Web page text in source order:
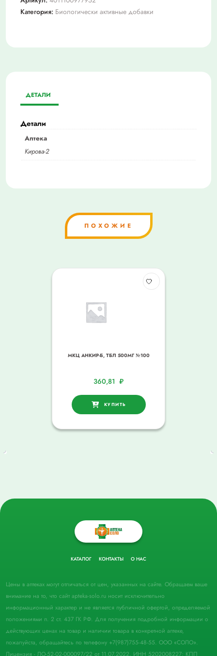
Категория: Биологически активные добавки
ДЕТАЛИ
Детали
Аптека
Кирова-2
ПОХОЖИЕ
МКЦ АНКИР-Б, ТБЛ 500МГ №100
360,81 ₽
КУПИТЬ
КАТАЛОГ КОНТАКТЫ О НАС
Цены в аптеках могут отличаться от цен, указанных на сайте. Обращаем ваше
внимание на то, что сайт apteka-solo.ru носит исключительно
информационный характер и не является публичной офертой, определяемой
положениями п. 2 ст. 437 ГК РФ. Для получения подробной информации о
действующих ценах на товар и наличии товара в конкретной аптеке,
пожалуйста, обращайтесь по телефону +7(987)755-48-55. ООО «СОЛО».
Лицензия - ЛО-52-02-000097/22 от 11.07.2022. ИНН 5202008227; КПП